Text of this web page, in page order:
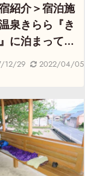
紹介＞宿泊施
泉きらら『き
に泊まってみ
12/29 2022/04/05